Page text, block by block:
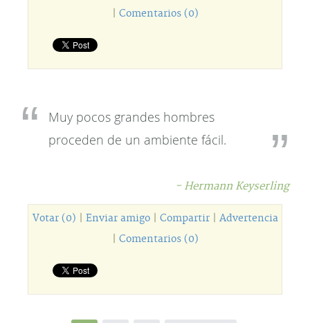
Comentarios (0)
Muy pocos grandes hombres
proceden de un ambiente fácil.
- Hermann Keyserling
Votar (0) Enviar amigo| Compartir| Advertencia
Comentarios (0)